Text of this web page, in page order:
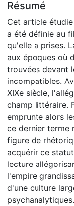
Résumé
Cet article
a été définie au
qu'elle a prises.
aux époques où
trouvées devant
incompatibles.
XIXe siècle,
champ littéraire.
emprunte alors
ce dernier terme
figure de
acquérir ce
lecture
l'empire
d'une culture
psychanalytiques.